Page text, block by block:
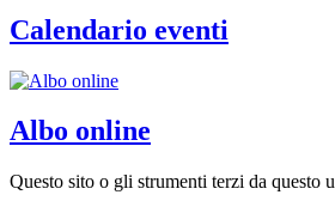
Calendario eventi
Albo online
Questo sito o gli strumenti terzi da questo